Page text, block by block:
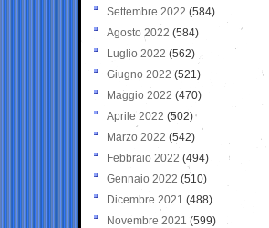
Settembre 2022 (584)
Agosto 2022 (584)
Luglio 2022 (562)
Giugno 2022 (521)
Maggio 2022 (470)
Aprile 2022 (502)
Marzo 2022 (542)
Febbraio 2022 (494)
Gennaio 2022 (510)
Dicembre 2021 (488)
Novembre 2021 (599)